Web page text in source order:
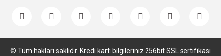
© Tüm hakları saklıdır. Kredi kartı bilgileriniz 256bit SSL sertifikası